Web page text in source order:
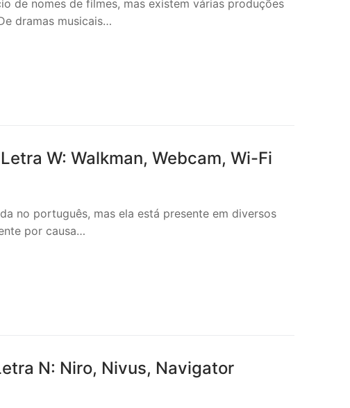
de nomes de filmes, mas existem várias produções
dramas musicais…
W: Walkman, Webcam, Wi-Fi
no português, mas ela está presente em diversos
por causa…
N: Niro, Nivus, Navigator